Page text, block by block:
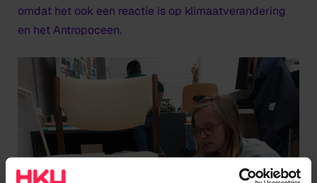
omdat het ook een reactie is op klimaatverandering
en het Antropoceen.